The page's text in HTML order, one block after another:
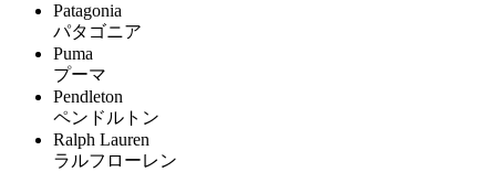
Patagonia
パタゴニア
Puma
プーマ
Pendleton
ペンドルトン
Ralph Lauren
ラルフローレン